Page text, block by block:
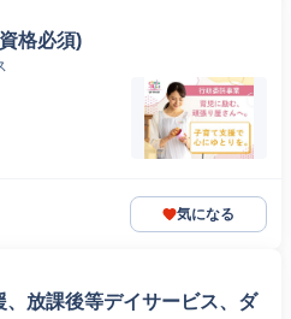
格必須)
気になる
、放課後等デイサービス、ダ